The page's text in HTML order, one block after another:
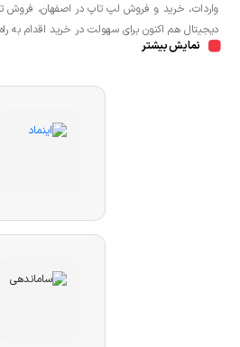
واردات، خرید و فروش لپ تاپ در اصفهان، فروش
دیجیتال هم اکنون برای سهولت در خرید اقدام به راه
نموده است تا مشتریان عزیز یک خرید راحت و
در اصفهان به صورت حضوری و یا اینترنتی اقدام
نمایش بیشتر